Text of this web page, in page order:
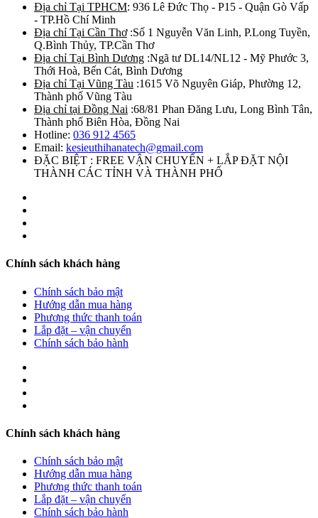
Địa chỉ Tại TPHCM: 936 Lê Đức Thọ - P15 - Quận Gò Vấp
- TP.Hồ Chí Minh
Địa chỉ Tại Cần Thơ:Số 1 Nguyễn Văn Linh, P.Long Tuyền,
Q.Bình Thủy, TP.Cần Thơ
Địa chỉ Tại Bình Dương :Ngã tư DL14/NL12 - Mỹ Phước 3,
Thới Hoà, Bến Cát, Bình Dương
Địa chỉ Tại Vũng Tàu :1615 Võ Nguyên Giáp, Phường 12,
Thành phố Vũng Tàu
Địa chỉ tại Đồng Nai :68/81 Phan Đăng Lưu, Long Bình Tân,
Thành phố Biên Hòa, Đồng Nai
Hotline: 036 912 4565
Email: kesieuthihanatech@gmail.com
ĐẶC BIỆT : FREE VẬN CHUYỂN + LẮP ĐẶT NỘI
THÀNH CÁC TỈNH VÀ THÀNH PHỐ
Chính sách khách hàng
Chính sách bảo mật
Hướng dẫn mua hàng
Phương thức thanh toán
Lắp đặt – vận chuyển
Chính sách bảo hành
Chính sách khách hàng
Chính sách bảo mật
Hướng dẫn mua hàng
Phương thức thanh toán
Lắp đặt – vận chuyển
Chính sách bảo hành